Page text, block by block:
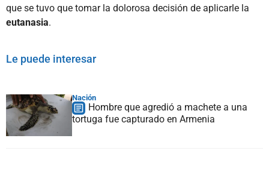
que se tuvo que tomar la dolorosa decisión de aplicarle la
eutanasia.
Le puede interesar
Nación
Hombre que agredió a machete a una
tortuga fue capturado en Armenia